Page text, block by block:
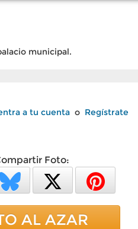
municipal.
a tu cuenta o Regístrate
Foto:
AL AZAR